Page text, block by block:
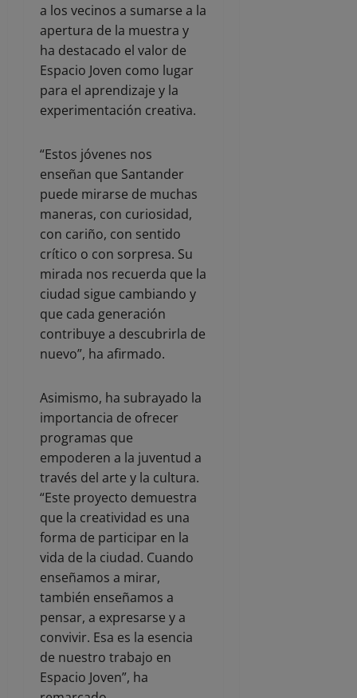
a los vecinos a sumarse a la
apertura de la muestra y
ha destacado el valor de
Espacio Joven como lugar
para el aprendizaje y la
experimentación creativa.
“Estos jóvenes nos
enseñan que Santander
puede mirarse de muchas
maneras, con curiosidad,
con cariño, con sentido
crítico o con sorpresa. Su
mirada nos recuerda que la
ciudad sigue cambiando y
que cada generación
contribuye a descubrirla de
nuevo”, ha afirmado.
Asimismo, ha subrayado la
importancia de ofrecer
programas que
empoderen a la juventud a
través del arte y la cultura.
“Este proyecto demuestra
que la creatividad es una
forma de participar en la
vida de la ciudad. Cuando
enseñamos a mirar,
también enseñamos a
pensar, a expresarse y a
convivir. Esa es la esencia
de nuestro trabajo en
Espacio Joven”, ha